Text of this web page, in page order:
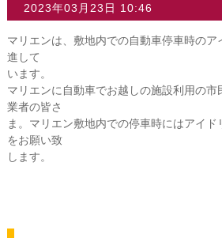
2023年03月23日 10:46
マリエンは、敷地内での自動車停車時のア
進して
います。
マリエンに自動車でお越しの施設利用の
業者の皆さ
ま。マリエン敷地内での停車時にはアイ
をお願い致
します。